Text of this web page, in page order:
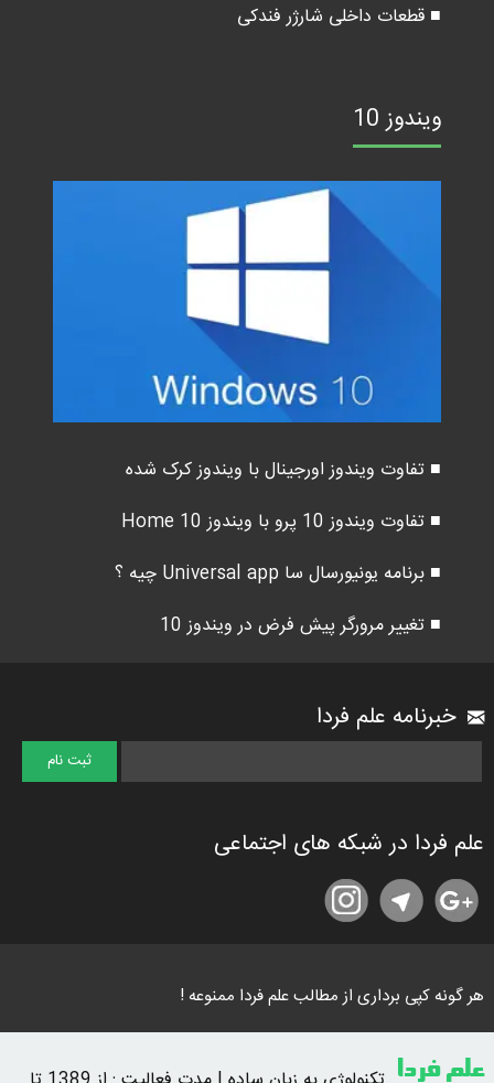
■ قطعات داخلی شارژر فندکی
ویندوز 10
■ تفاوت ویندوز اورجینال با ویندوز کرک شده
■ تفاوت ویندوز 10 پرو با ویندوز 10 Home
■ برنامه یونیورسال سا Universal app چیه ؟
■ تغییر مرورگر پیش فرض در ویندوز 10
خبرنامه علم فردا
علم فردا در شبکه های اجتماعی
هر گونه کپی برداری از مطالب علم فردا ممنوعه !
علم فردا